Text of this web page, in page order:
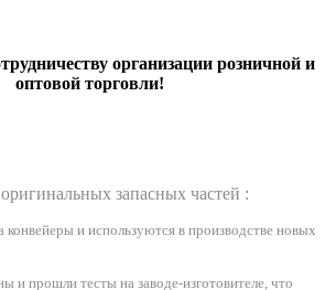
организации розничной и
оптовой торговли!
запасных частей :
конвейеры и используются в производстве новых
и прошли тесты на заводе-изготовителе, что